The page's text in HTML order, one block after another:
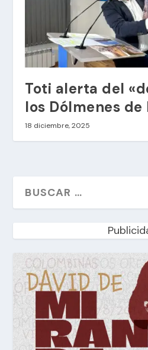
Toti alerta del
los Dólmenes de
18 diciembre, 2025